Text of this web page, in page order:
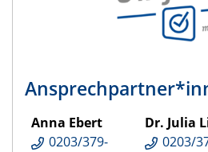
Anna Ebert
0203/379-
Dr. Julia
0203/